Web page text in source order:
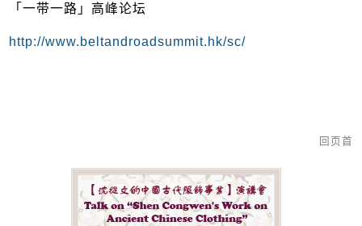
「一带一路」高峰论坛
http://www.beltandroadsummit.hk/sc/
回页首